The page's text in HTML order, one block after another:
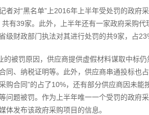
者对“黑名单”上2016年上半年受处罚的政
共有39家。此外，上半年还有一家政府采购
级财政部门执法对其进行处罚的共9家，占
的被罚原因，供应商提供虚假材料谋取中标
同、纳税证明等。此外，供应商串通投标也
购合同”的占了10%，还有部分供应商因未
问题被罚。作为上半年唯一一个受罚的政府
体发布该政府采购项目的信息。